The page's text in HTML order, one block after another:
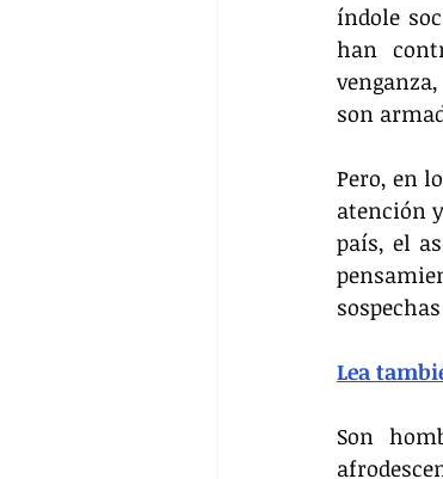
índole
han
son
Pero, en
atención
país, el
Lea
Son